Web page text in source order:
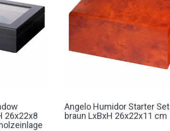
26x22x8
Angelo Humidor Starter Set
braun LxBxH 26x22x11 cm